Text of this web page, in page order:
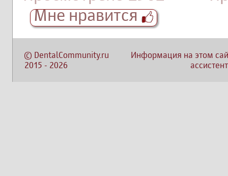
Мне нравится
© DentalCommunity.ru
2015 - 2026
Информация на этом